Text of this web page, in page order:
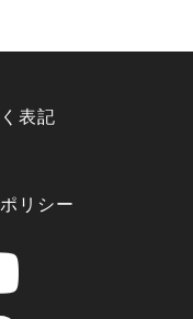
表記
リシー